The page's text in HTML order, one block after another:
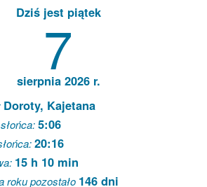
Dziś jest piątek
7
sierpnia 2026 r.
Doroty, Kajetana
5:06
20:16
15 h 10 min
roku pozostało 146 dni